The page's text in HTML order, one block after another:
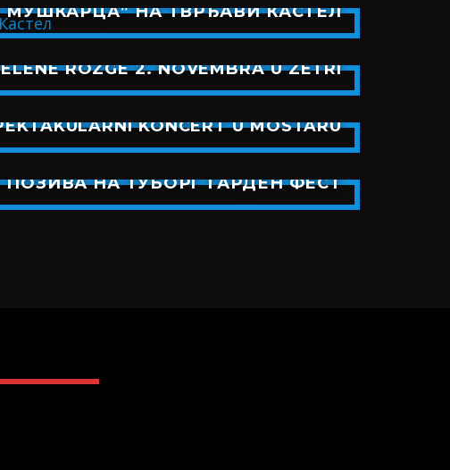
НА ТВРЂАВИ КАСТЕЛ
ROZGE 2. NOVEMBRA U ZETRI
KONCERT U MOSTARU
НА ТУБОРГ ГАРДЕН ФЕСТ